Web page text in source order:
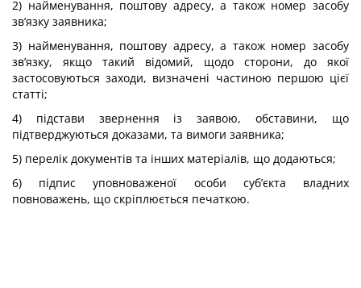
2) найменування, поштову адресу, а також номер засобу
зв’язку заявника;
3) найменування, поштову адресу, а також номер засобу
зв’язку, якщо такий відомий, щодо сторони, до якої
застосовуються заходи, визначені частиною першою цієї
статті;
4) підстави звернення із заявою, обставини, що
підтверджуються доказами, та вимоги заявника;
5) перелік документів та інших матеріалів, що додаються;
6) підпис уповноваженої особи суб’єкта владних
повноважень, що скріплюється печаткою.